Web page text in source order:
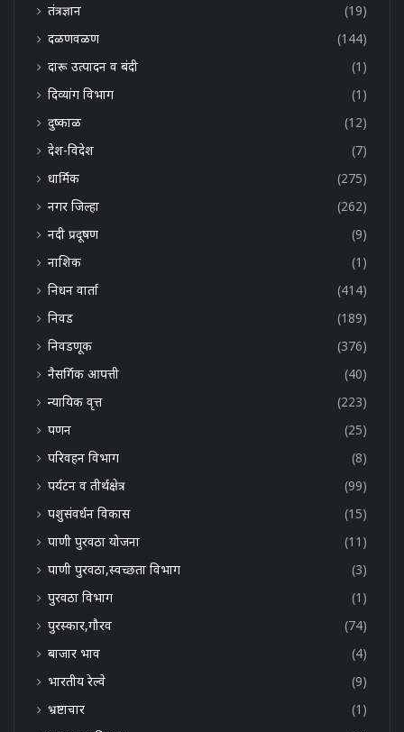
तंत्रज्ञान
(19)
दळणवळण
(144)
दारू उत्पादन व बंदी
(1)
दिव्यांग विभाग
(1)
दुष्काळ
(12)
देश-विदेश
(7)
धार्मिक
(275)
नगर जिल्हा
(262)
नदी प्रदूषण
(9)
नाशिक
(1)
निधन वार्ता
(414)
निवड
(189)
निवडणूक
(376)
नैसर्गिक आपत्ती
(40)
न्यायिक वृत्त
(223)
पणन
(25)
परिवहन विभाग
(8)
पर्यटन व तीर्थक्षेत्र
(99)
पशुसंवर्धन विकास
(15)
पाणी पुरवठा योजना
(11)
पाणी पुरवठा,स्वच्छता विभाग
(3)
पुरवठा विभाग
(1)
पुरस्कार,गौरव
(74)
बाजार भाव
(4)
भारतीय रेल्वे
(9)
भ्रष्टाचार
(1)